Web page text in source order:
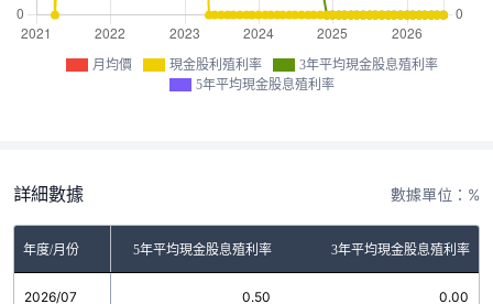
月均價 現金股利殖利率
3年平均現金股息殖利率
5年平均現金股息殖利率
詳細數據 數據單位：%
年度/月份
股利殖利率 5年平均現金股息殖利率 3年平均現金股息殖利率
2026/07
0.00 0.50 0.00